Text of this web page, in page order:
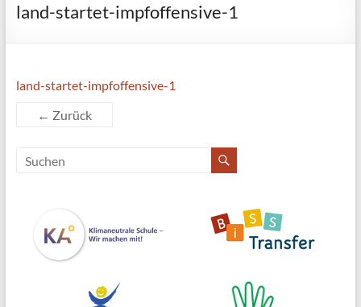
land-startet-impfoffensive-1
land-startet-impfoffensive-1
← Zurück